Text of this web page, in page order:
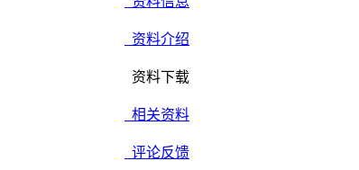
资料介绍
资料下载
相关资料
评论反馈